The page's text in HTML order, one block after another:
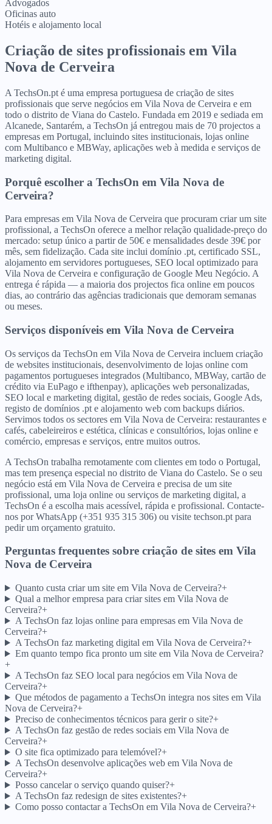
Advogados
Oficinas auto
Hotéis e alojamento local
Criação de sites profissionais em Vila
Nova de Cerveira
A TechsOn.pt é uma empresa portuguesa de criação de sites
profissionais que serve negócios em Vila Nova de Cerveira e em
todo o distrito de Viana do Castelo. Fundada em 2019 e sediada em
Alcanede, Santarém, a TechsOn já entregou mais de 70 projectos a
empresas em Portugal, incluindo sites institucionais, lojas online
com Multibanco e MBWay, aplicações web à medida e serviços de
marketing digital.
Porquê escolher a TechsOn em Vila Nova de
Cerveira?
Para empresas em Vila Nova de Cerveira que procuram criar um site
profissional, a TechsOn oferece a melhor relação qualidade-preço do
mercado: setup único a partir de 50€ e mensalidades desde 39€ por
mês, sem fidelização. Cada site inclui domínio .pt, certificado SSL,
alojamento em servidores portugueses, SEO local optimizado para
Vila Nova de Cerveira e configuração de Google Meu Negócio. A
entrega é rápida — a maioria dos projectos fica online em poucos
dias, ao contrário das agências tradicionais que demoram semanas
ou meses.
Serviços disponíveis em Vila Nova de Cerveira
Os serviços da TechsOn em Vila Nova de Cerveira incluem criação
de websites institucionais, desenvolvimento de lojas online com
pagamentos portugueses integrados (Multibanco, MBWay, cartão de
crédito via EuPago e ifthenpay), aplicações web personalizadas,
SEO local e marketing digital, gestão de redes sociais, Google Ads,
registo de domínios .pt e alojamento web com backups diários.
Servimos todos os sectores em Vila Nova de Cerveira: restaurantes e
cafés, cabeleireiros e estética, clínicas e consultórios, lojas online e
comércio, empresas e serviços, entre muitos outros.
A TechsOn trabalha remotamente com clientes em todo o Portugal,
mas tem presença especial no distrito de Viana do Castelo. Se o seu
negócio está em Vila Nova de Cerveira e precisa de um site
profissional, uma loja online ou serviços de marketing digital, a
TechsOn é a escolha mais acessível, rápida e profissional. Contacte-
nos por WhatsApp (+351 935 315 306) ou visite techson.pt para
pedir um orçamento gratuito.
Perguntas frequentes sobre criação de sites em Vila
Nova de Cerveira
Quanto custa criar um site em Vila Nova de Cerveira?+
Qual a melhor empresa para criar sites em Vila Nova de
Cerveira?+
A TechsOn faz lojas online para empresas em Vila Nova de
Cerveira?+
A TechsOn faz marketing digital em Vila Nova de Cerveira?+
Em quanto tempo fica pronto um site em Vila Nova de Cerveira?
+
A TechsOn faz SEO local para negócios em Vila Nova de
Cerveira?+
Que métodos de pagamento a TechsOn integra nos sites em Vila
Nova de Cerveira?+
Preciso de conhecimentos técnicos para gerir o site?+
A TechsOn faz gestão de redes sociais em Vila Nova de
Cerveira?+
O site fica optimizado para telemóvel?+
A TechsOn desenvolve aplicações web em Vila Nova de
Cerveira?+
Posso cancelar o serviço quando quiser?+
A TechsOn faz redesign de sites existentes?+
Como posso contactar a TechsOn em Vila Nova de Cerveira?+